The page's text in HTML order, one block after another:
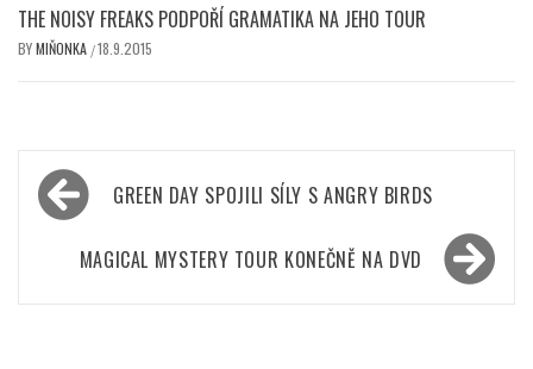
THE NOISY FREAKS PODPOŘÍ GRAMATIKA NA JEHO TOUR
BYMIŇONKA /18.9.2015
Navigace
pro
příspěvek
GREEN DAY SPOJILI SÍLY S ANGRY BIRDS
MAGICAL MYSTERY TOUR KONEČNĚ NA DVD